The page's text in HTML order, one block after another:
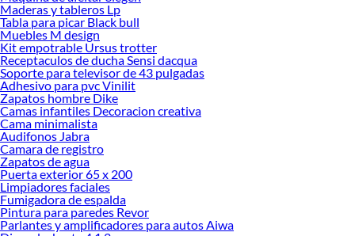
Maderas y tableros Lp
Tabla para picar Black bull
Muebles M design
Kit empotrable Ursus trotter
Receptaculos de ducha Sensi dacqua
Soporte para televisor de 43 pulgadas
Adhesivo para pvc Vinilit
Zapatos hombre Dike
Camas infantiles Decoracion creativa
Cama minimalista
Audifonos Jabra
Camara de registro
Zapatos de agua
Puerta exterior 65 x 200
Limpiadores faciales
Fumigadora de espalda
Pintura para paredes Revor
Parlantes y amplificadores para autos Aiwa